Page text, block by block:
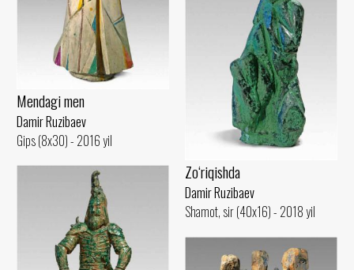
Mendagi men
Damir Ruzibaev
Gips (8x30) - 2016 yil
Zo‘riqishda
Damir Ruzibaev
Shamot, sir (40x16) - 2018 yil